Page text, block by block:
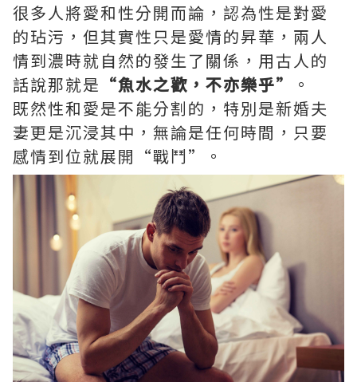
很多人將愛和性分開而論，認為性是對愛
的玷污，但其實性只是愛情的昇華，兩人
情到濃時就自然的發生了關係，用古人的
話說那就是 “魚水之歡，不亦樂乎”
。
既然性和愛是不能分割的，特別是新婚夫
妻更是沉浸其中，無論是任何時間，只要
感情到位就展開“戰鬥”。